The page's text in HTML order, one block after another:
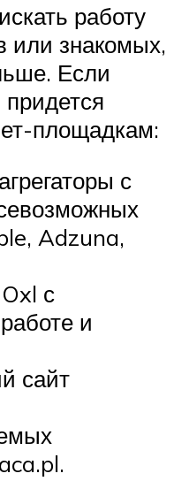
работу
или знакомых,
Если
площадкам:
с
Adzuna,
с
и
сайт